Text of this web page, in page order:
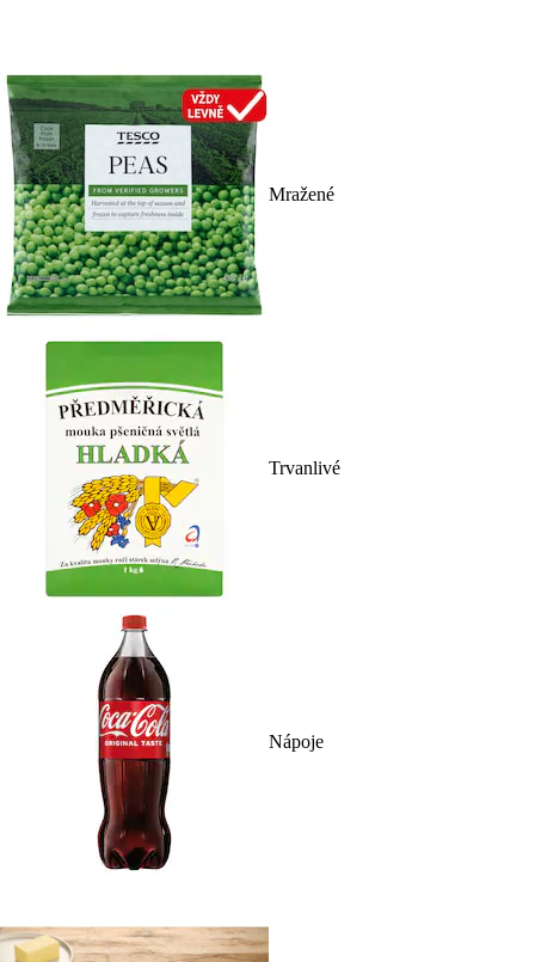
Mražené
Trvanlivé
Nápoje